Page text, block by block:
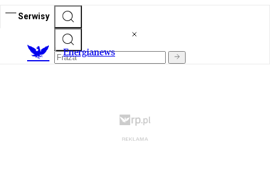
Serwisy
Energianews